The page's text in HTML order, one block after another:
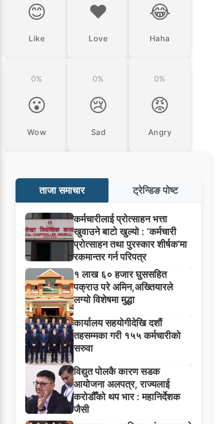
😊
Like
❤️
Love
😂
Haha
0%
😮
Wow
0%
😢
Sad
0%
😡
Angry
ताजा समाचार ट्रेन्डिङ पोष्ट
कर्मचारीलाई प्रोत्साहन भत्ता
खुवाउने बाटो खुल्यो : ‘कर्मचारी
प्रोत्साहन तथा पुरस्कार शीर्षक’मा
रकमान्तर गर्न परिपत्र
१ लाख ६० हजार घुससहित
पक्राउ परे अमिन,अख्तियारले
लग्यो विशेषमा मुद्धा
कार्यालय सहयोगीदेखि दशौं
तहसम्मका गरी १५५ कर्मचारीको
सरुवा
विद्युत पोलकै कारण सडक
आयोजना अलपत्र, राज्यलाई
करोडौँको थप भार : महानिर्देशक
जैसी